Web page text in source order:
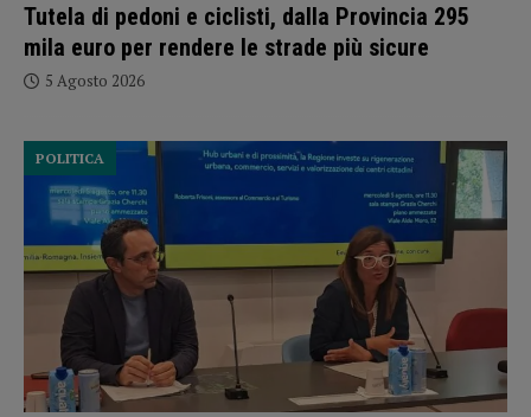
Tutela di pedoni e ciclisti, dalla Provincia 295
mila euro per rendere le strade più sicure
5 Agosto 2026
POLITICA